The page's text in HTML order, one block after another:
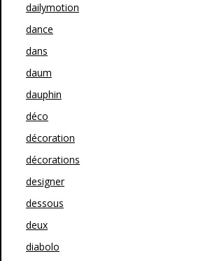
dailymotion
dance
dans
daum
dauphin
déco
décoration
décorations
designer
dessous
deux
diabolo